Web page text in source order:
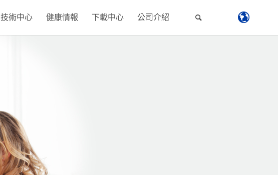
技術中心 健康情報 下載中心 公司介紹